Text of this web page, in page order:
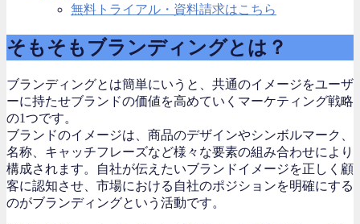
無料トライアル・資料請求はこちら
そもそもブランディングとは？
ブランディングとは簡単にいうと、共通のイメージをユーザ
ーに持たせブランドの価値を高めていく マーケティング戦略
の1つです。
ブランドのイメージは、商品のデザインやシンボルマーク、
名称、キャッチフレーズなど様々な要素の組み合わせにより
構成されます。自社が伝えたいブランドイメージを正しく顧
客に認知させ、市場における自社のポジションを明確にする
のがブランディングという活動です。